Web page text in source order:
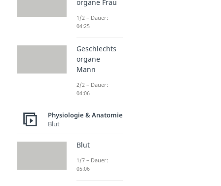
organe Frau
1/2 – Dauer:
04:25
Geschlechts
organe
Mann
2/2 – Dauer:
04:06
Physiologie & Anatomie
Blut
Blut
1/7 – Dauer:
05:06